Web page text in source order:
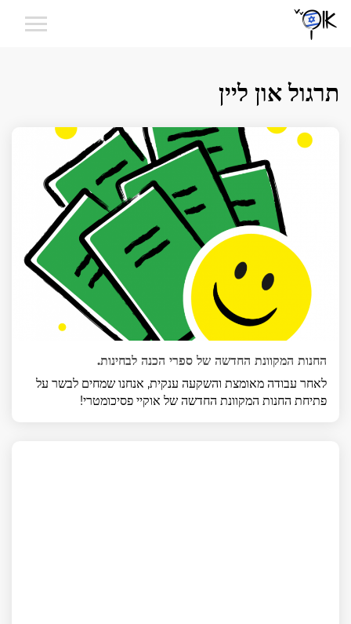
תרגול און ליין
החנות המקוונת החדשה של ספרי הכנה לבחינות.
לאחר עבודה מאומצת והשקעה ענקית, אנחנו שמחים לבשר על
פתיחת החנות המקוונת החדשה של אוקיי פסיכומטרי!